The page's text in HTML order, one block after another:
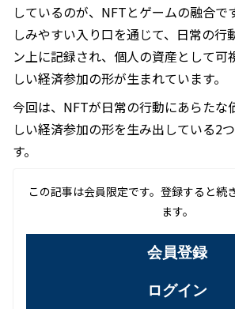
しているのが、NFTとゲームの融合で
しみやすい入り口を通じて、日常の行
ン上に記録され、個人の資産として可
しい経済参加の形が生まれています。
今回は、NFTが日常の行動にあらたな
しい経済参加の形を生み出している2
す。
この記事は会員限定です。登録すると続
ます。
会員登録
ログイン